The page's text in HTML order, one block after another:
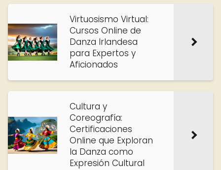
Virtuosismo Virtual:
Cursos Online de
Danza Irlandesa
para Expertos y
Aficionados
Cultura y
Coreografía:
Certificaciones
Online que Exploran
la Danza como
Expresión Cultural